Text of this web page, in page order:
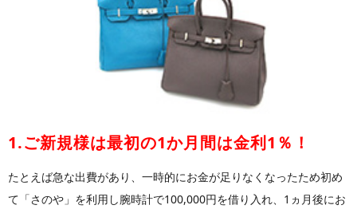
1.ご新規様は最初の1か月間は金利1％！
たとえば急な出費があり、一時的にお金が足りなくなったため初め
て「さのや」を利用し腕時計で100,000円を借り入れ、1ヵ月後にお